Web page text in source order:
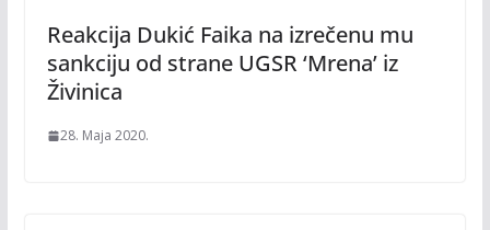
Reakcija Dukić Faika na izrečenu mu
sankciju od strane UGSR ‘Mrena’ iz
Živinica
28. Maja 2020.